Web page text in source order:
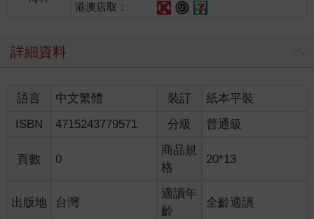
港澳店取：
詳細資料
語言 中文繁體 裝訂
紙本平裝
ISBN
4715243779571 分級 普通級
頁數 0
商品規
格
20*13
出版地 台灣
適讀年
齡
全齡適讀